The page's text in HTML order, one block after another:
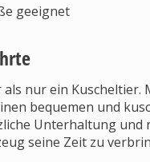
geeignet
nur ein
bequemen und
Unterhaltung und
seine Zeit zu